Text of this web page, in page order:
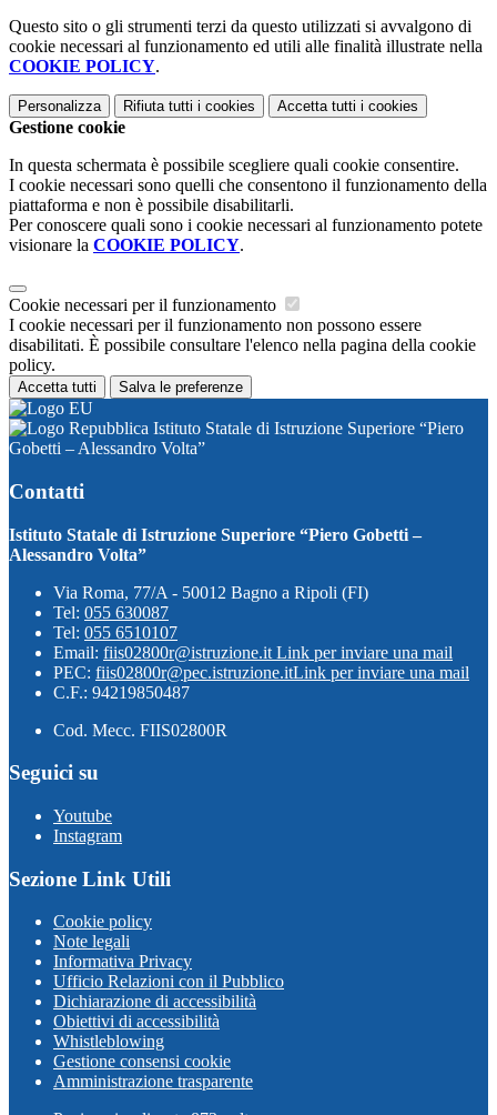
Questo sito o gli strumenti terzi da questo utilizzati si avvalgono di
cookie necessari al funzionamento ed utili alle finalità illustrate nella
COOKIE POLICY.
Personalizza Rifiuta tutti i cookies Accetta tutti i cookies
Gestione cookie
In questa schermata è possibile scegliere quali cookie consentire.
I cookie necessari sono quelli che consentono il funzionamento della
piattaforma e non è possibile disabilitarli.
Per conoscere quali sono i cookie necessari al funzionamento potete
visionare la COOKIE POLICY.
Cookie necessari per il funzionamento
I cookie necessari per il funzionamento non possono essere
disabilitati. È possibile consultare l'elenco nella pagina della cookie
policy.
Accetta tutti Salva le preferenze
Istituto Statale di Istruzione Superiore “Piero
Gobetti – Alessandro Volta”
Contatti
Istituto Statale di Istruzione Superiore “Piero Gobetti –
Alessandro Volta”
Via Roma, 77/A - 50012 Bagno a Ripoli (FI)
Tel: 055 630087
Tel: 055 6510107
Email: fiis02800r@istruzione.it Link per inviare una mail
PEC: fiis02800r@pec.istruzione.itLink per inviare una mail
C.F.: 94219850487
Cod. Mecc. FIIS02800R
Seguici su
Youtube
Instagram
Sezione Link Utili
Cookie policy
Note legali
Informativa Privacy
Ufficio Relazioni con il Pubblico
Dichiarazione di accessibilità
Obiettivi di accessibilità
Whistleblowing
Gestione consensi cookie
Amministrazione trasparente